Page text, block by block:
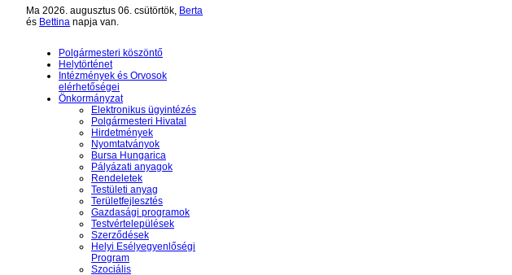
Ma 2026. augusztus 06. csütörtök, Berta
és Bettina napja van.
Polgármesteri köszöntő
Helytörténet
Intézmények és Orvosok
elérhetőségei
Önkormányzat
Elektronikus ügyintézés
Polgármesteri Hivatal
Hirdetmények
Nyomtatványok
Bursa Hungarica
Pályázati anyagok
Rendeletek
Testületi anyag
Területfejlesztés
Gazdasági programok
Testvértelepülések
Szerződések
Helyi Esélyegyenlőségi
Program
Szociális